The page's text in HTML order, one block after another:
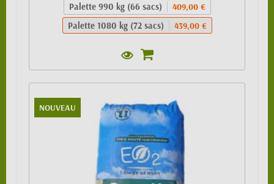
Palette 990 kg (66 sacs) 409,00 €
Palette 1080 kg (72 sacs) 439,00 €
NOUVEAU